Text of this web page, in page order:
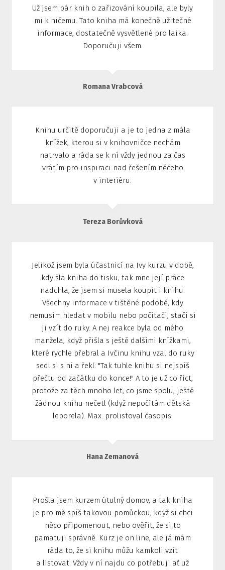
Už jsem pár knih o zařizování koupila, ale byly
mi k ničemu. Tato kniha má konečně užitečné
informace, dostatečně vysvětlené pro laika.
Doporučuji všem.
Romana Vrabcová
Knihu určitě doporučuji a je to jedna z mála
knížek, kterou si v knihovničce nechám
natrvalo a ráda se k ní vždy jednou za čas
vrátím pro inspiraci nad řešením něčeho
v interiéru.
Tereza Borůvková
Jelikož jsem byla účastnicí na Ivy kurzu v době,
kdy šla kniha do tisku, tak mne její práce
nadchla, že jsem si musela koupit i knihu.
Všechny informace v tištěné podobě, kdy
nemusím hledat v mobilu nebo počítači, stačí si
ji vzít do ruky. A nej reakce byla od mého
manžela, když přišla s ještě dalšími knížkami,
které rychle přebral a Ivčinu knihu vzal do ruky
sedl si s ní a řekl: "Tak tuhle knihu si nejspíš
přečtu od začátku do konce!" A to je už co říct,
protože za těch mnoho let, co jsme spolu, ještě
žádnou knihu nečetl (když nepočítám dětská
leporela). Max. prolistoval časopis.
Hana Zemanová
Prošla jsem kurzem útulný domov, a tak kniha
je pro mě spíš takovou pomůckou, když si chci
něco připomenout, nebo ověřit, že si to
pamatuji správně. Kurz je on line, ale já mám
ráda to, že si knihu můžu kamkoli vzít
a listovat. Vždy v ní najdu co potřebuji ať už